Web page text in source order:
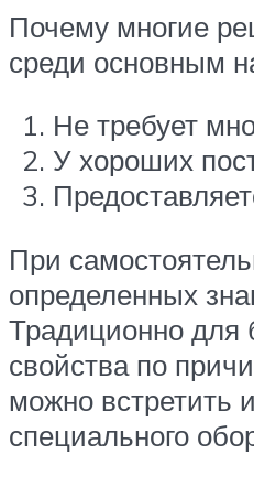
Почему многие
среди основным
Не требует
У хороших
При
определенных
Традиционно для
свойства по
можно встретить
специального